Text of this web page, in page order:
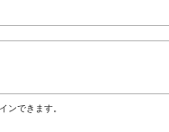
ンできます。